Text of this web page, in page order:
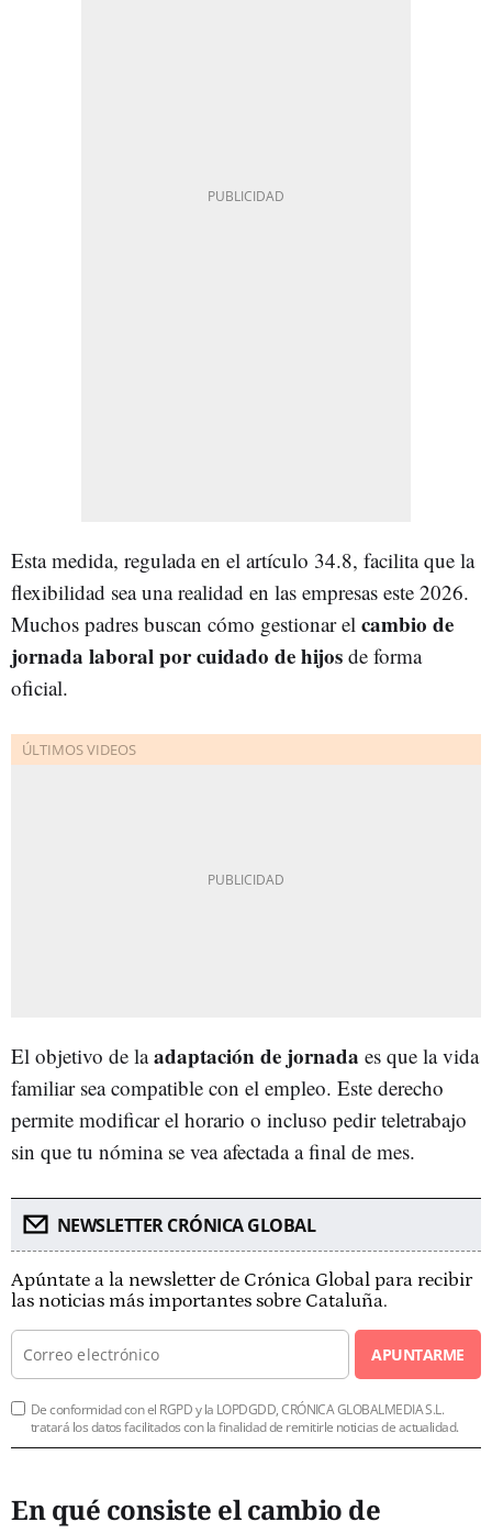
Esta medida, regulada en el artículo 34.8, facilita que la
flexibilidad sea una realidad en las empresas este 2026.
Muchos padres buscan cómo gestionar el cambio de
jornada laboral por cuidado de hijos de forma
oficial.
El objetivo de laadaptación de jornada es que la vida
familiar sea compatible con el empleo. Este derecho
permite modificar el horario o incluso pedir teletrabajo
sin que tu nómina se vea afectada a final de mes.
NEWSLETTER CRÓNICA GLOBAL
Apúntate a la newsletter de Crónica Global para recibir
las noticias más importantes sobre Cataluña.
APUNTARME
De conformidad con el RGPD y la LOPDGDD, CRÓNICA GLOBALMEDIA S.L.
tratará los datos facilitados con la finalidad de remitirle noticias de actualidad.
En qué consiste el cambio de